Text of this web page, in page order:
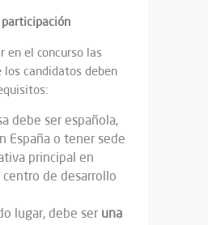
en el concurso las
los candidatos deben
debe ser española,
España o tener sede
principal en
centro de desarrollo
lugar, debe ser una